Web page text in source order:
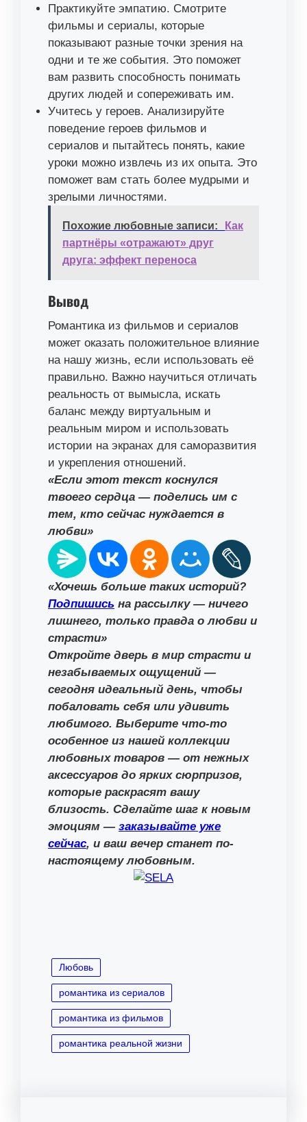
Практикуйте эмпатию. Смотрите
фильмы и сериалы, которые
показывают разные точки зрения на
одни и те же события. Это поможет
вам развить способность понимать
других людей и сопереживать им.
Учитесь у героев. Анализируйте
поведение героев фильмов и
сериалов и пытайтесь понять, какие
уроки можно извлечь из их опыта. Это
поможет вам стать более мудрыми и
зрелыми личностями.
Похожие любовные записи:
Как
партнёры «отражают» друг
друга: эффект переноса
Вывод
Романтика из фильмов и сериалов
может оказать положительное влияние
на нашу жизнь, если использовать её
правильно. Важно научиться отличать
реальность от вымысла, искать
баланс между виртуальным и
реальным миром и использовать
истории на экранах для саморазвития
и укрепления отношений.
«Если этот текст коснулся
твоего сердца — поделись им с
тем, кто сейчас нуждается в
любви»
«Хочешь больше таких историй?
Подпишись на рассылку — ничего
лишнего, только правда о любви и
страсти»
Откройте дверь в мир страсти и
незабываемых ощущений —
сегодня идеальный день, чтобы
побаловать себя или удивить
любимого. Выберите что-то
особенное из нашей коллекции
любовных товаров — от нежных
аксессуаров до ярких сюрпризов,
которые раскрасят вашу
близость. Сделайте шаг к новым
эмоциям — заказывайте уже
сейчас, и ваш вечер станет по-
настоящему любовным.
Любовь
романтика из сериалов
романтика из фильмов
романтика реальной жизни